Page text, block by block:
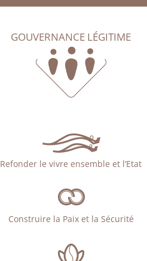
GOUVERNANCE LÉGITIME
Refonder le vivre ensemble et l’Etat
Construire la Paix et la Sécurité